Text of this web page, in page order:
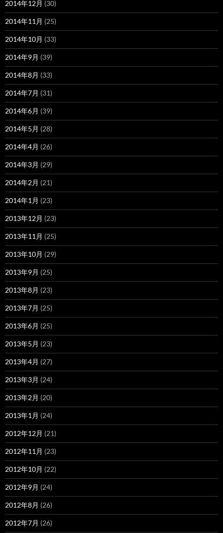
2014年12月 (30)
2014年11月 (25)
2014年10月 (33)
2014年9月 (39)
2014年8月 (33)
2014年7月 (31)
2014年6月 (39)
2014年5月 (28)
2014年4月 (26)
2014年3月 (29)
2014年2月 (21)
2014年1月 (23)
2013年12月 (23)
2013年11月 (25)
2013年10月 (29)
2013年9月 (25)
2013年8月 (23)
2013年7月 (25)
2013年6月 (25)
2013年5月 (23)
2013年4月 (27)
2013年3月 (24)
2013年2月 (20)
2013年1月 (24)
2012年12月 (21)
2012年11月 (23)
2012年10月 (22)
2012年9月 (24)
2012年8月 (26)
2012年7月 (26)